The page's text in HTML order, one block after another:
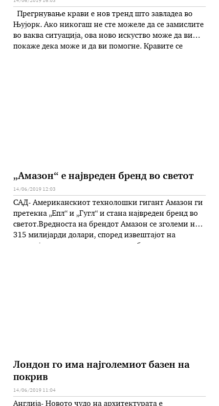
14/06/2019 16:03
Прегрнување крави е нов тренд што завладеа во
Њујорк. Ако никогаш не сте можеле да се замислите
во ваква ситуација, ова ново искуство може да ви
покаже дека може и да ви помогне. Кравите се
„Амазон“ е највреден бренд во светот
14/06/2019 12:03
САД- Американскиот технолошки гигант Амазон ги
претекна „Епл“ и „Гугл“ и стана највреден бренд во
светот.Вредноста на брендот Амазон се зголеми на
315 милијарди долари, според извештајот на
Лондон го има најголемиот базен на
покрив
14/06/2019 11:04
Англија- Новото чудо на архитектурата е